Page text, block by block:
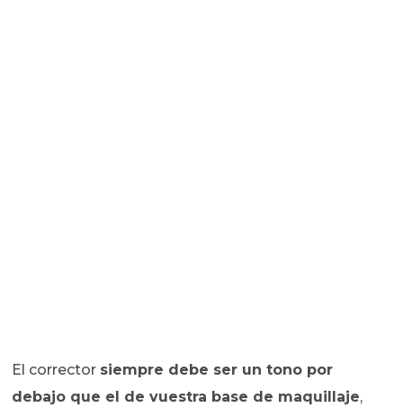
El corrector siempre debe ser un tono por
debajo que el de vuestra base de maquillaje,